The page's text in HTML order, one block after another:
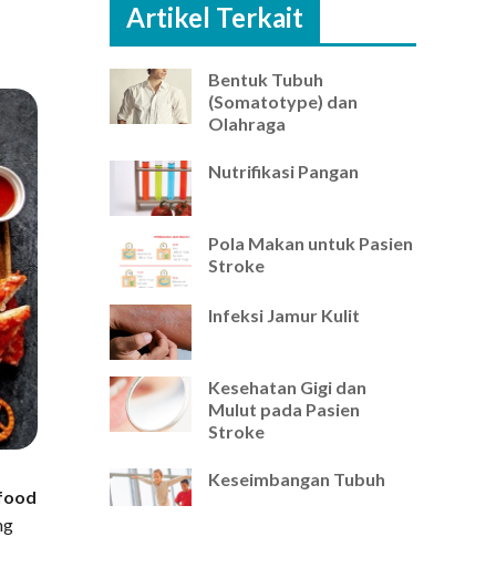
Artikel Terkait
Bentuk Tubuh
(Somatotype) dan
Olahraga
Nutrifikasi Pangan
Pola Makan untuk Pasien
Stroke
Infeksi Jamur Kulit
Kesehatan Gigi dan
Mulut pada Pasien
Stroke
Keseimbangan Tubuh